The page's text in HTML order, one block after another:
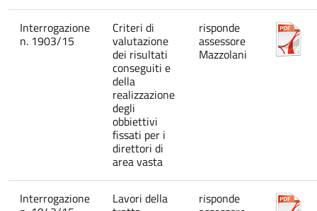
Interrogazione
n. 1903/15
Criteri di
valutazione
dei risultati
conseguiti e
della
realizzazione
degli
obbiettivi
fissati per i
direttori di
area vasta
risponde
assessore
Mazzolani
Interrogazione Lavori della risponde